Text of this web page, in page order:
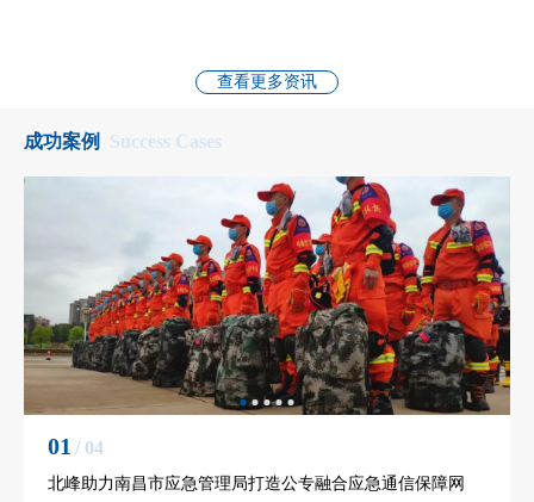
查看更多资讯
成功案例 Success Cases
01 / 04
北峰助力南昌市应急管理局打造公专融合应急通信保障网